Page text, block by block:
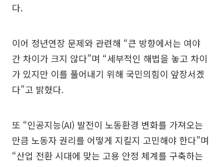
다.
이어 정년연장 문제와 관련해 “큰 방향에서는 여야
간 차이가 크지 않다”며 “세부적인 해법을 놓고 차이
가 있지만 이를 풀어내기 위해 국민의힘이 앞장서겠
다”고 밝혔다.
또 “인공지능(AI) 발전이 노동환경 변화를 가져오는
만큼 노동자 권리를 어떻게 지킬지 고민해야 한다”며
“산업 전환 시대에 맞는 고용 안정 체계를 구축하는